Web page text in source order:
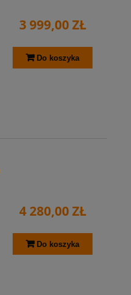
3 999,00 ZŁ
Do koszyka
4 280,00 ZŁ
Do koszyka